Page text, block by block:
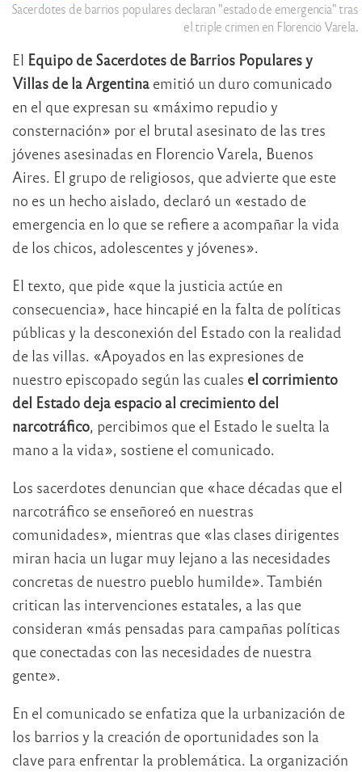
Sacerdotes de barrios populares declaran "estado de emergencia" tras
el triple crimen en Florencio Varela.
El Equipo de Sacerdotes de Barrios Populares y
Villas de la Argentina emitió un duro comunicado
en el que expresan su «máximo repudio y
consternación» por el brutal asesinato de las tres
jóvenes asesinadas en Florencio Varela, Buenos
Aires. El grupo de religiosos, que advierte que este
no es un hecho aislado, declaró un «estado de
emergencia en lo que se refiere a acompañar la vida
de los chicos, adolescentes y jóvenes».
El texto, que pide «que la justicia actúe en
consecuencia», hace hincapié en la falta de políticas
públicas y la desconexión del Estado con la realidad
de las villas. «Apoyados en las expresiones de
nuestro episcopado según las cuales el corrimiento
del Estado deja espacio al crecimiento del
narcotráfico, percibimos que el Estado le suelta la
mano a la vida», sostiene el comunicado.
Los sacerdotes denuncian que «hace décadas que el
narcotráfico se enseñoreó en nuestras
comunidades», mientras que «las clases dirigentes
miran hacia un lugar muy lejano a las necesidades
concretas de nuestro pueblo humilde». También
critican las intervenciones estatales, a las que
consideran «más pensadas para campañas políticas
que conectadas con las necesidades de nuestra
gente».
En el comunicado se enfatiza que la urbanización de
los barrios y la creación de oportunidades son la
clave para enfrentar la problemática. La organización